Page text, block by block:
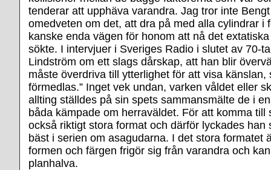
tenderar att upphäva varandra. Jag tror inte
omedveten om det, att dra på med alla cylindrar i
kanske enda vägen för honom att nå det
sökte. I intervjuer i Sveriges Radio i slutet av 70-
Lindström om ett slags dårskap, att han blir
måste överdriva till ytterlighet för att visa känslan,
förmedlas.” Inget vek undan, varken våldet eller
allting ställdes på sin spets sammansmälte de i
båda kämpade om herraväldet. För att komma till
också riktigt stora format och därför lyckades han
bäst i serien om asagudarna. I det stora formatet
formen och färgen frigör sig från varandra och
planhalva.